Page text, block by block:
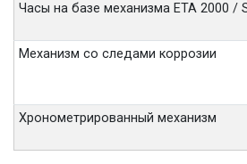
Часы на базе механизма ETA 2000 /
Механизм со следами коррозии
Хронометрированный механизм